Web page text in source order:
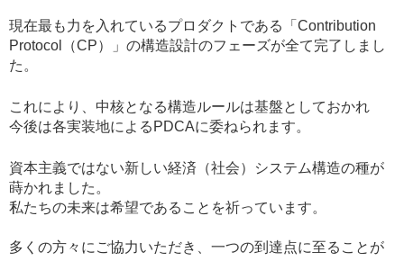
現在最も力を入れているプロダクトである「Contribution
Protocol（CP）」の構造設計のフェーズが全て完了しまし
た。
これにより、中核となる構造ルールは基盤としておかれ
今後は各実装地によるPDCAに委ねられます。
資本主義ではない新しい経済（社会）システム構造の種が
蒔かれました。
私たちの未来は希望であることを祈っています。
多くの方々にご協力いただき、一つの到達点に至ることが